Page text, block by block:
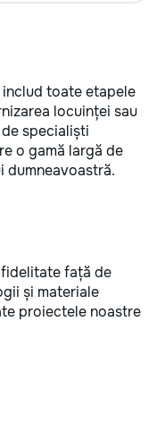
toate etapele
locuinței sau
specialiști
o gamă largă de
dumneavoastră.
față de
și materiale
proiectele noastre